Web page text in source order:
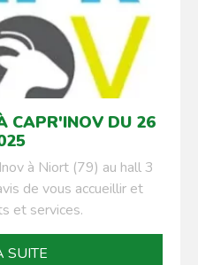
CAPR'INOV DU 26
à Niort (79) au hall 3
de vous accueillir et
et services.
SUITE